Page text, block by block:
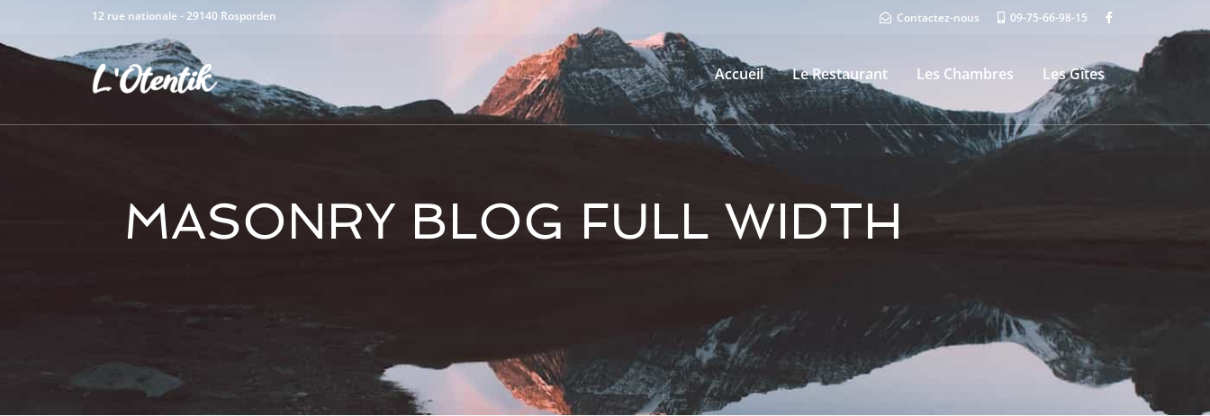
12 rue nationale - 29140 Rosporden Contactez-nous 09-75-66-98-15
Accueil Le Restaurant Les Chambres Les Gîtes
MASONRY BLOG FULL WIDTH